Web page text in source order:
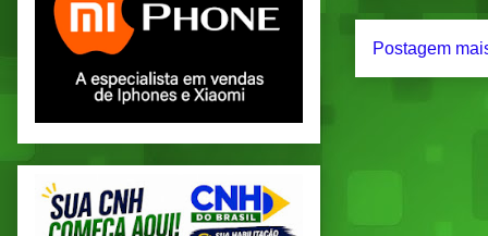
Postagem